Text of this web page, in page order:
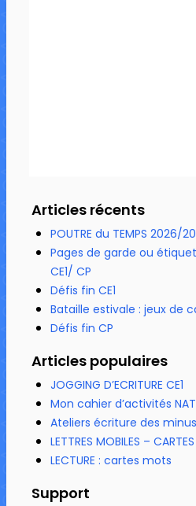
Articles récents
POUTRE du TEMPS 2026/
Pages de garde ou
CE1/ CP
Défis fin CE1
Bataille estivale : jeux de
Défis fin CP
Articles populaires
JOGGING D’ECRITURE CE1
Mon cahier d’activités
Ateliers écriture des
LETTRES MOBILES –
LECTURE : cartes mots
Support